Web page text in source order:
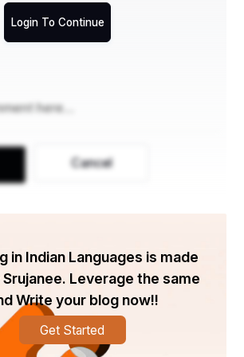
ଟନ୍
ଟନ୍
ଟନ୍
ଟନ୍
ପଦ୍ଧତି :-
ଉତ୍ତୋଳନ ମୁଖ୍ୟତ ପାରମ୍ପାରିକ
ଖଣି ଏବଂ ଲିଥିୟମ୍ ସମୃଦ୍ଧ ବ୍ରାଇନ୍
Login To Continue
Cancel
in Indian Languages is made
Leverage the same
Write your blog now!!
Get Started